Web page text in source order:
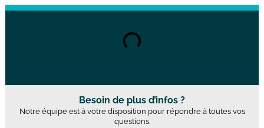
Besoin de plus d’infos ?
Notre équipe est à votre disposition pour répondre à toutes vos
questions.